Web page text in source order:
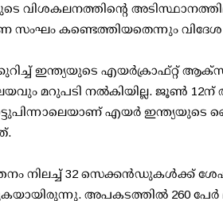
വിശകലനത്തിൻ്റെ
കണ്ടെത്തിയതെന്നും വിദേശ
ഇന്ത്യയുടെ എയർക്രാഫ്റ്റ്
മറുപടി നൽകിയില്ല. ജൂൺ
എയർ ഇന്ത്യയുടെ
നിലച്ച് 32 സെക്കൻഡുകൾക്ക് ശേഷം
അപകടത്തിൽ 260 പേർ